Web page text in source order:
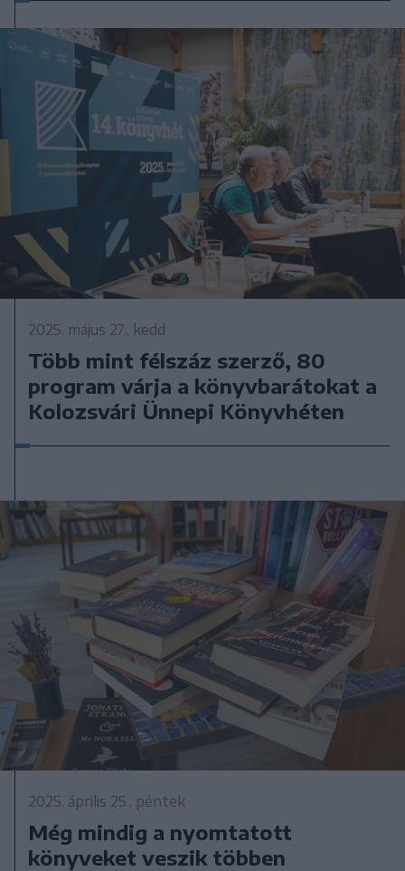
2025. május 27., kedd
Több mint félszáz szerző, 80
program várja a könyvbarátokat a
Kolozsvári Ünnepi Könyvhéten
2025. április 25., péntek
Még mindig a nyomtatott
könyveket veszik többen